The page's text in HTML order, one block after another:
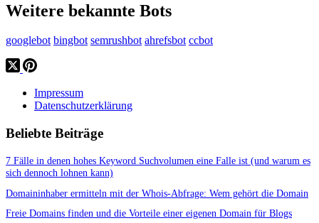
Weitere bekannte Bots
googlebot bingbot semrushbot ahrefsbot ccbot
Impressum
Datenschutzerklärung
Beliebte Beiträge
7 Fälle in denen hohes Keyword Suchvolumen eine Falle ist (und warum es
sich dennoch lohnen kann)
Domaininhaber ermitteln mit der Whois-Abfrage: Wem gehört die Domain
Freie Domains finden und die Vorteile einer eigenen Domain für Blogs